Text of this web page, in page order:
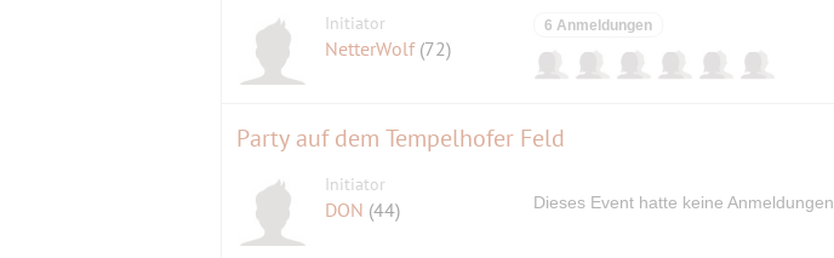
Initiator
NetterWolf (72)
6 Anmeldungen
Party auf dem Tempelhofer Feld
Initiator
DON (44) Dieses Event hatte keine Anmeldungen